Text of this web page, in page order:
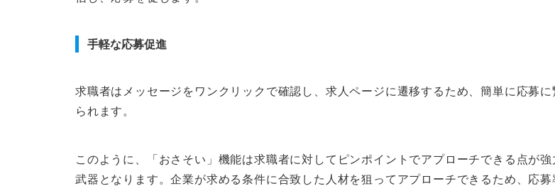
手軽な応募促進
求職者はメッセージをワンクリックで確認し、求人ページに遷移するため、簡単に応募に
られます。
このように、「おさそい」機能は求職者に対してピンポイントでアプローチできる点が強
武器となります。企業が求める条件に合致した人材を狙ってアプローチできるため、応募